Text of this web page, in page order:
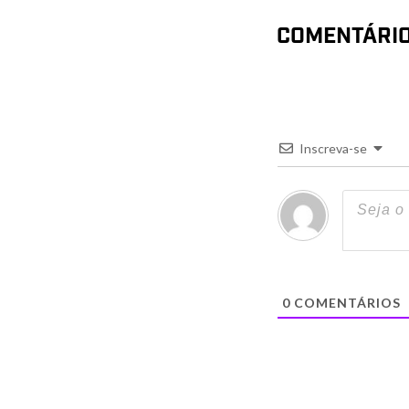
Inscreva-se
0COMENTÁRIOS